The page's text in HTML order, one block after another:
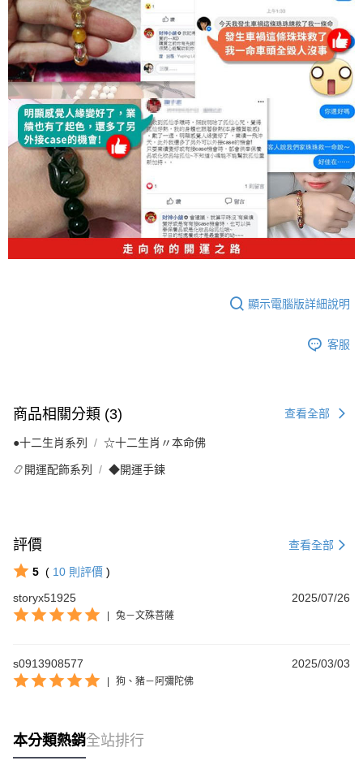
顯示電腦版詳細說明
客服
商品相關分類 (3) 查看全部
●十二生肖系列 ☆十二生肖〃本命佛
📿開運配飾系列 ◆開運手鍊
評價 查看全部
5 ( 10 則評價 )
storyx51925
2025/07/26
兔－文殊菩薩
s0913908577 2025/03/03
狗、豬－阿彌陀佛
本分類熱銷全站排行